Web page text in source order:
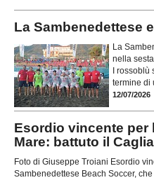
La Sambenedettese
La
nella
I
termine di
12/07/2026
Esordio vincente per
Mare: battuto il
Foto di Giuseppe Troiani Esordio
Sambenedettese Beach Soccer,